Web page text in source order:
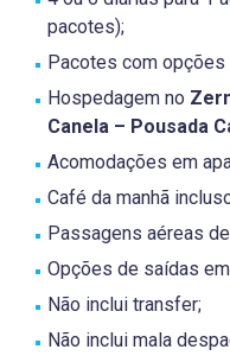
pacotes);
Pacotes com
Hospedagem no
Canela – Pousada
Acomodações em
Café da manhã
Passagens aéreas
Opções de saídas
Não inclui transfer;
Não inclui mala